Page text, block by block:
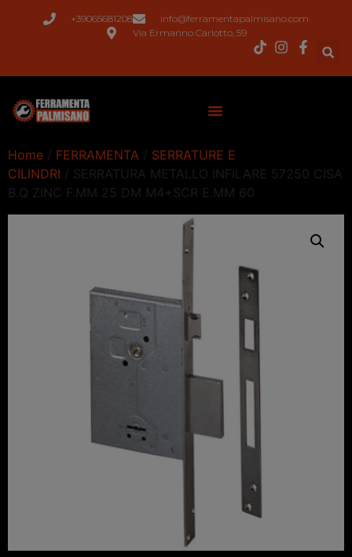
+39065681208
info@ferramentapalmisano.com
Via Ermanno Carlotto, 59
Home / FERRAMENTA / SERRATURE E
CILINDRI / SERRATURA METALLO INFILARE 57250 CISA
B.Q ZINC F.MM 25 DM M4+SCR E.MM 60